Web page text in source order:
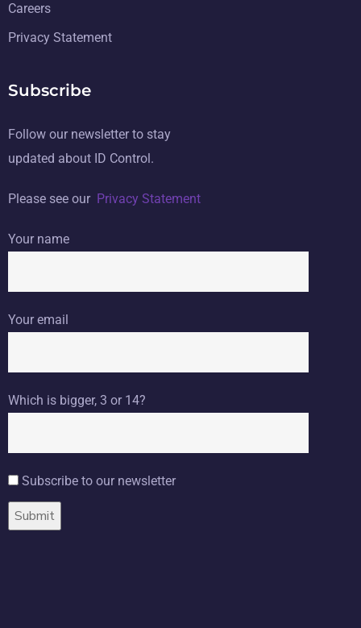
Careers
Privacy Statement
Subscribe
Follow our newsletter to stay
updated about ID Control.
Please see our Privacy Statement
Your name
Your email
Which is bigger, 3 or 14?
Subscribe to our newsletter